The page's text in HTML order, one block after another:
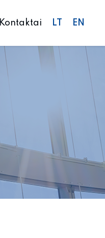
Kontaktai LT EN